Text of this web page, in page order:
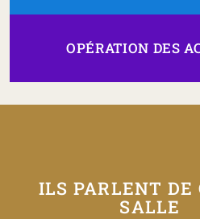
OPÉRATION DES
ILS PARLENT DE
SALLE